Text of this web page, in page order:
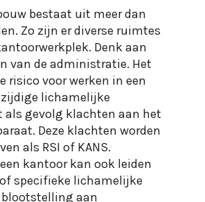
bestaat uit meer dan
Zo zijn er diverse ruimtes
Denk aan
van de administratie. Het
risico voor werken in een
lichamelijke
als gevolg klachten aan het
Deze klachten worden
als RSI of KANS.
kantoor kan ook leiden
specifieke lichamelijke
aan